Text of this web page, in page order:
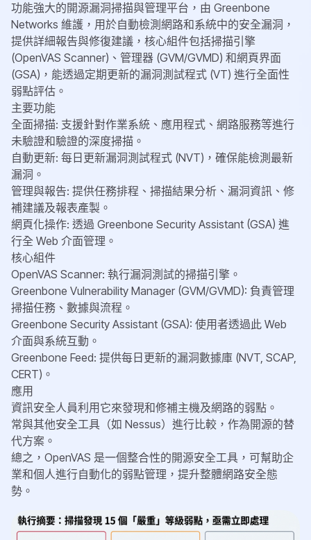
功能強大的開源漏洞掃描與管理平台，由 Greenbone
Networks 維護，用於自動檢測網路和系統中的安全漏洞，
提供詳細報告與修復建議，核心組件包括掃描引擎
(OpenVAS Scanner)、管理器 (GVM/GVMD) 和網頁界面
(GSA)，能透過定期更新的漏洞測試程式 (VT) 進行全面性
弱點評估。
主要功能
全面掃描: 支援針對作業系統、應用程式、網路服務等進行
未驗證和驗證的深度掃描。
自動更新: 每日更新漏洞測試程式 (NVT)，確保能檢測最新
漏洞。
管理與報告: 提供任務排程、掃描結果分析、漏洞資訊、修
補建議及報表產製。
網頁化操作: 透過 Greenbone Security Assistant (GSA) 進
行全 Web 介面管理。
核心組件
OpenVAS Scanner: 執行漏洞測試的掃描引擎。
Greenbone Vulnerability Manager (GVM/GVMD): 負責管理
掃描任務、數據與流程。
Greenbone Security Assistant (GSA): 使用者透過此 Web
介面與系統互動。
Greenbone Feed: 提供每日更新的漏洞數據庫 (NVT, SCAP,
CERT)。
應用
資訊安全人員利用它來發現和修補主機及網路的弱點。
常與其他安全工具（如 Nessus）進行比較，作為開源的替
代方案。
總之，OpenVAS 是一個整合性的開源安全工具，可幫助企
業和個人進行自動化的弱點管理，提升整體網路安全態
勢。